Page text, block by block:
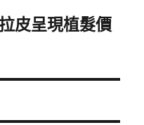
皮呈現植髮價